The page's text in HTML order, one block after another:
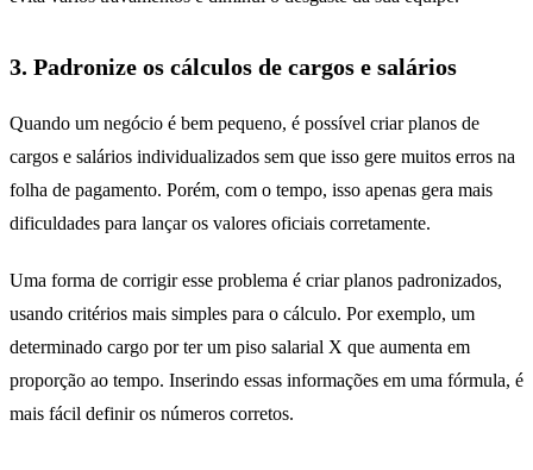
3. Padronize os cálculos de cargos e salários
Quando um negócio é bem pequeno, é possível criar planos de
cargos e salários individualizados sem que isso gere muitos erros na
folha de pagamento. Porém, com o tempo, isso apenas gera mais
dificuldades para lançar os valores oficiais corretamente.
Uma forma de corrigir esse problema é criar planos padronizados,
usando critérios mais simples para o cálculo. Por exemplo, um
determinado cargo por ter um piso salarial X que aumenta em
proporção ao tempo. Inserindo essas informações em uma fórmula, é
mais fácil definir os números corretos.